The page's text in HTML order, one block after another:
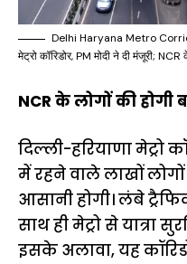
Delhi Haryana Metro
मेट्रो कॉरिडोर, PM मोदी ने दी मंजूरी;
NCR के लोगों की
दिल्ली-हरियाणा मेट्रो
में रहने वाले लाखों लोगों
आसानी होगी। लंबे
साथ ही मेट्रो से यात्रा
इसके अलावा, यह